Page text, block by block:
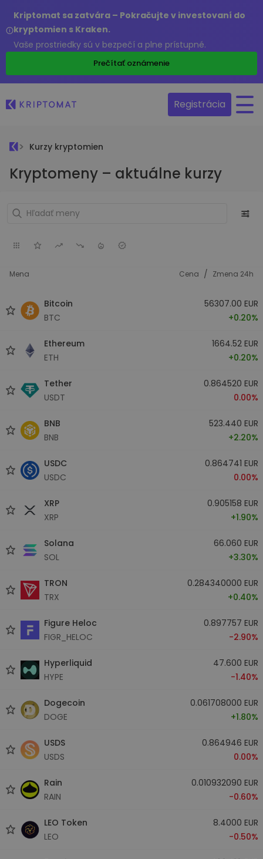
Kriptomat sa zatvára – Pokračujte v investovaní do
kryptomien s Kraken.
Vaše prostriedky sú v bezpečí a plne prístupné.
Prečítať oznámenie
Registrácia
Kurzy kryptomien
Kryptomeny – aktuálne kurzy
Mena Cena / Zmena 24h
Bitcoin
BTC
56307.00 EUR
+0.20%
Ethereum
ETH
1664.52 EUR
+0.20%
Tether
USDT
0.864520 EUR
0.00%
BNB
BNB
523.440 EUR
+2.20%
USDC
USDC
0.864741 EUR
0.00%
XRP
XRP
0.905158 EUR
+1.90%
Solana
SOL
66.060 EUR
+3.30%
TRON
TRX
0.284340000 EUR
+0.40%
Figure Heloc
FIGR_HELOC
0.897757 EUR
-2.90%
Hyperliquid
HYPE
47.600 EUR
-1.40%
Dogecoin
DOGE
0.061708000 EUR
+1.80%
USDS
USDS
0.864946 EUR
0.00%
Rain
RAIN
0.010932090 EUR
-0.60%
LEO Token
LEO
8.4000 EUR
-0.50%